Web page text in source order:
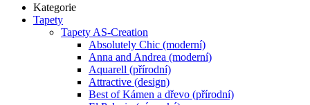
Kategorie
Tapety
Tapety AS-Creation
Absolutely Chic (moderní)
Anna and Andrea (moderní)
Aquarell (přírodní)
Attractive (design)
Best of Kámen a dřevo (přírodní)